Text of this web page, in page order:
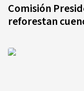
Comisión
reforestan